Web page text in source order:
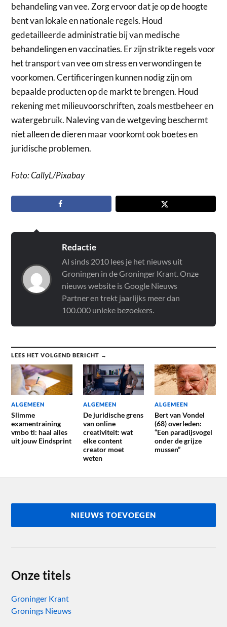
behandeling van vee. Zorg ervoor dat je op de hoogte
bent van lokale en nationale regels. Houd
gedetailleerde administratie bij van medische
behandelingen en vaccinaties. Er zijn strikte regels voor
het transport van vee om stress en verwondingen te
voorkomen. Certificeringen kunnen nodig zijn om
bepaalde producten op de markt te brengen. Houd
rekening met milieuvoorschriften, zoals mestbeheer en
watergebruik. Naleving van de wetgeving beschermt
niet alleen de dieren maar voorkomt ook boetes en
juridische problemen.
Foto: CallyL/Pixabay
Redactie
Al sinds 2010 lees je het nieuws uit
Groningen in de Groninger Krant. Onze
nieuws website is Google Nieuws
Partner en trekt jaarlijks meer dan
100.000 unieke bezoekers.
LEES HET VOLGEND BERICHT →
ALGEMEEN
Slimme
examentraining
vmbo tl: haal alles
uit jouw Eindsprint
ALGEMEEN
De juridische grens
van online
creativiteit: wat
elke content
creator moet
weten
ALGEMEEN
Bert van Vondel
(68) overleden:
“Een paradijsvogel
onder de grijze
mussen”
NIEUWS TOEVOEGEN
Onze titels
Groninger Krant
Gronings Nieuws